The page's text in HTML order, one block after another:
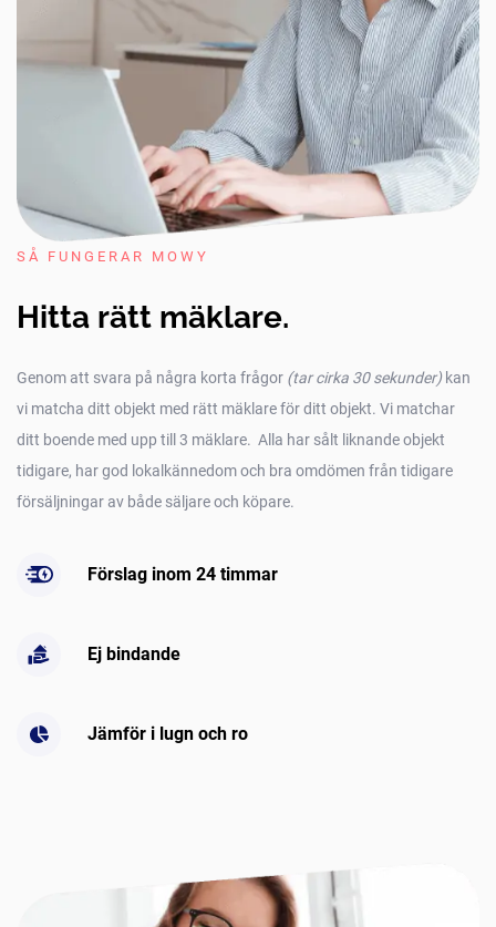
SÅ FUNGERAR MOWY
Hitta rätt mäklare.
Genom att svara på några korta frågor (tar cirka 30 sekunder)kan
vi matcha ditt objekt med rätt mäklare för ditt objekt. Vi matchar
ditt boende med upp till 3 mäklare. Alla har sålt liknande objekt
tidigare, har god lokalkännedom och bra omdömen från tidigare
försäljningar av både säljare och köpare.
Förslag inom 24 timmar
Ej bindande
Jämför i lugn och ro